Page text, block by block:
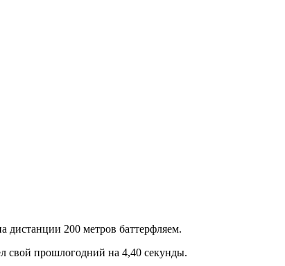
дистанции 200 метров баттерфляем.
свой прошлогодний на 4,40 секунды.